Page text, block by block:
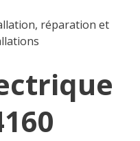
réparation et